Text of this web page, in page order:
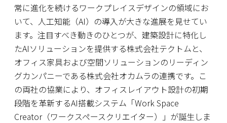
常に進化を続けるワークプレイスデザインの領域にお
いて、人工知能（AI）の導入が大きな進展を見せてい
ます。注目すべき動きのひとつが、建築設計に特化し
たAIソリューションを提供する株式会社テクトムと、
オフィス家具および空間ソリューションのリーディン
グカンパニーである株式会社オカムラの連携です。こ
の両社の協業により、オフィスレイアウト設計の初期
段階を革新するAI搭載システム「Work Space
Creator（ワークスペースクリエイター）」が誕生しま